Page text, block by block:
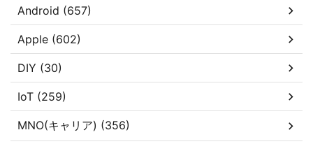
Android (657)
Apple (602)
DIY (30)
IoT (259)
MNO(キャリア) (356)